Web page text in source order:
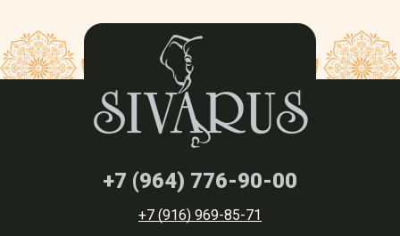
+7 (964) 776-90-00
+7 (916) 969-85-71